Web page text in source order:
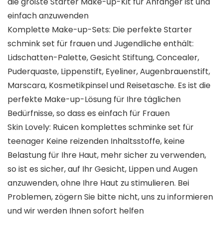
einfach anzuwenden
Komplette Make-up-Sets: Die perfekte Starter
schmink set für frauen und Jugendliche enthält:
Lidschatten-Palette, Gesicht Stiftung, Concealer,
Puderquaste, Lippenstift, Eyeliner, Augenbrauenstift,
Marscara, Kosmetikpinsel und Reisetasche. Es ist die
perfekte Make-up-Lösung für Ihre täglichen
Bedürfnisse, so dass es einfach für Frauen
Skin Lovely: Ruicen komplettes schminke set für
teenager Keine reizenden Inhaltsstoffe, keine
Belastung für Ihre Haut, mehr sicher zu verwenden,
so ist es sicher, auf Ihr Gesicht, Lippen und Augen
anzuwenden, ohne Ihre Haut zu stimulieren. Bei
Problemen, zögern Sie bitte nicht, uns zu informieren
und wir werden Ihnen sofort helfen